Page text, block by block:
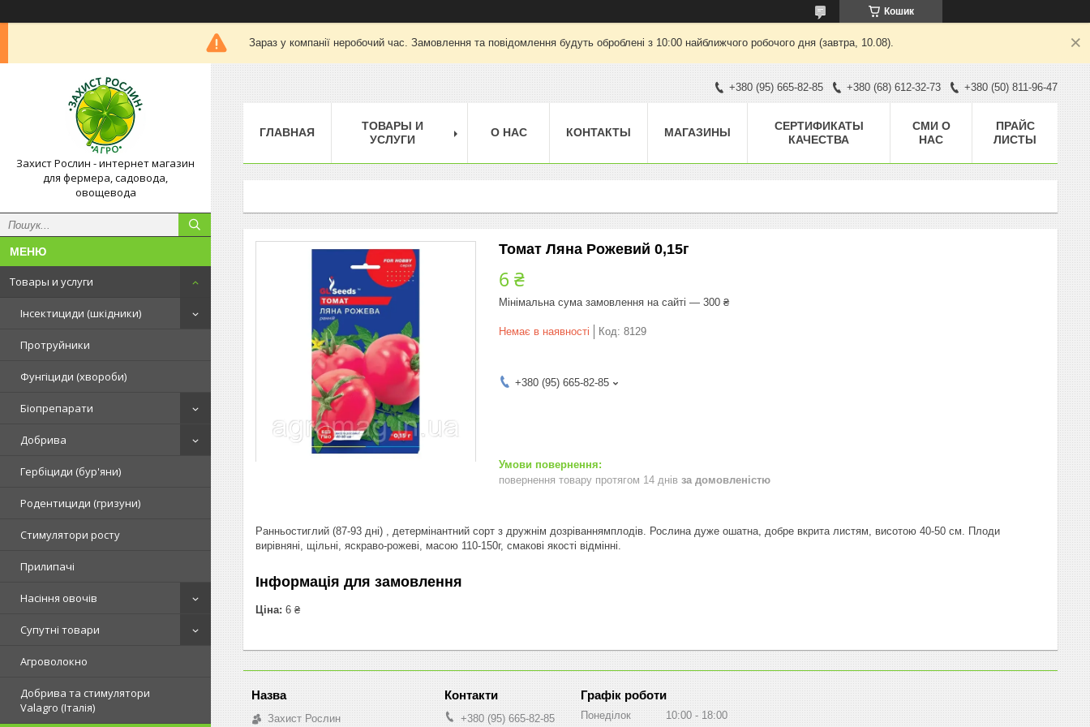
Кошик
Зараз у компанії неробочий час. Замовлення та повідомлення будуть оброблені з 10:00 найближчого робочого дня (завтра, 10.08).
Захист Рослин - интернет магазин
для фермера, садовода,
овощевода
Товары и услуги
Інсектициди (шкідники)
Протруйники
Фунгіциди (хвороби)
Біопрепарати
Добрива
Гербіциди (бур'яни)
Родентициди (гризуни)
Стимулятори росту
Прилипачі
Насіння овочів
Супутні товари
Агроволокно
Добрива та стимулятори
Valagro (Італія)
+380 (95) 665-82-85 +380 (68) 612-32-73 +380 (50) 811-96-47
ГЛАВНАЯ
ТОВАРЫ И
УСЛУГИ
О НАС КОНТАКТЫ МАГАЗИНЫ
CЕРТИФИКАТЫ
КАЧЕСТВА
СМИ О
НАС
ПРАЙС
ЛИСТЫ
Томат Ляна Рожевий 0,15г
6 ₴
Мінімальна сума замовлення на сайті — 300 ₴
Немає в наявності Код: 8129
+380 (95) 665-82-85
повернення товару протягом 14 днів за домовленістю
Ранньостиглий (87-93 дні) , детермінантний сорт з дружнім дозріваннямплодів. Рослина дуже ошатна, добре вкрита листям, висотою 40-50 см. Плоди
вирівняні, щільні, яскраво-рожеві, масою 110-150г, смакові якості відмінні.
Інформація для замовлення
Ціна: 6 ₴
Захист Рослин
+380 (95) 665-82-85
Графік роботи
Понеділок 10:00
18:00